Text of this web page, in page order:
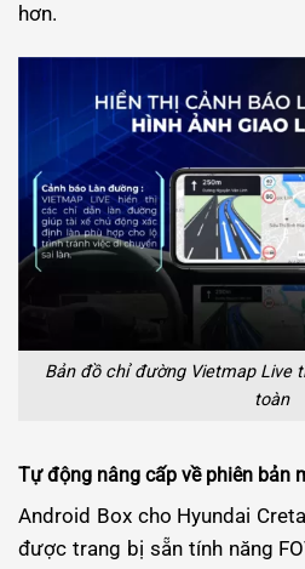
hơn.
Bản đồ chỉ đường Vietmap Live
toàn
Tự động nâng cấp về phiên bản
Android Box cho Hyundai
được trang bị sẵn tính năng